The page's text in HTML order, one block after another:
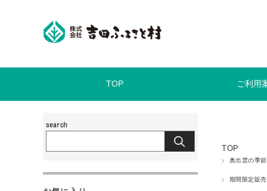
TOP ご利用
TOP
奥出雲の季
期間限定販